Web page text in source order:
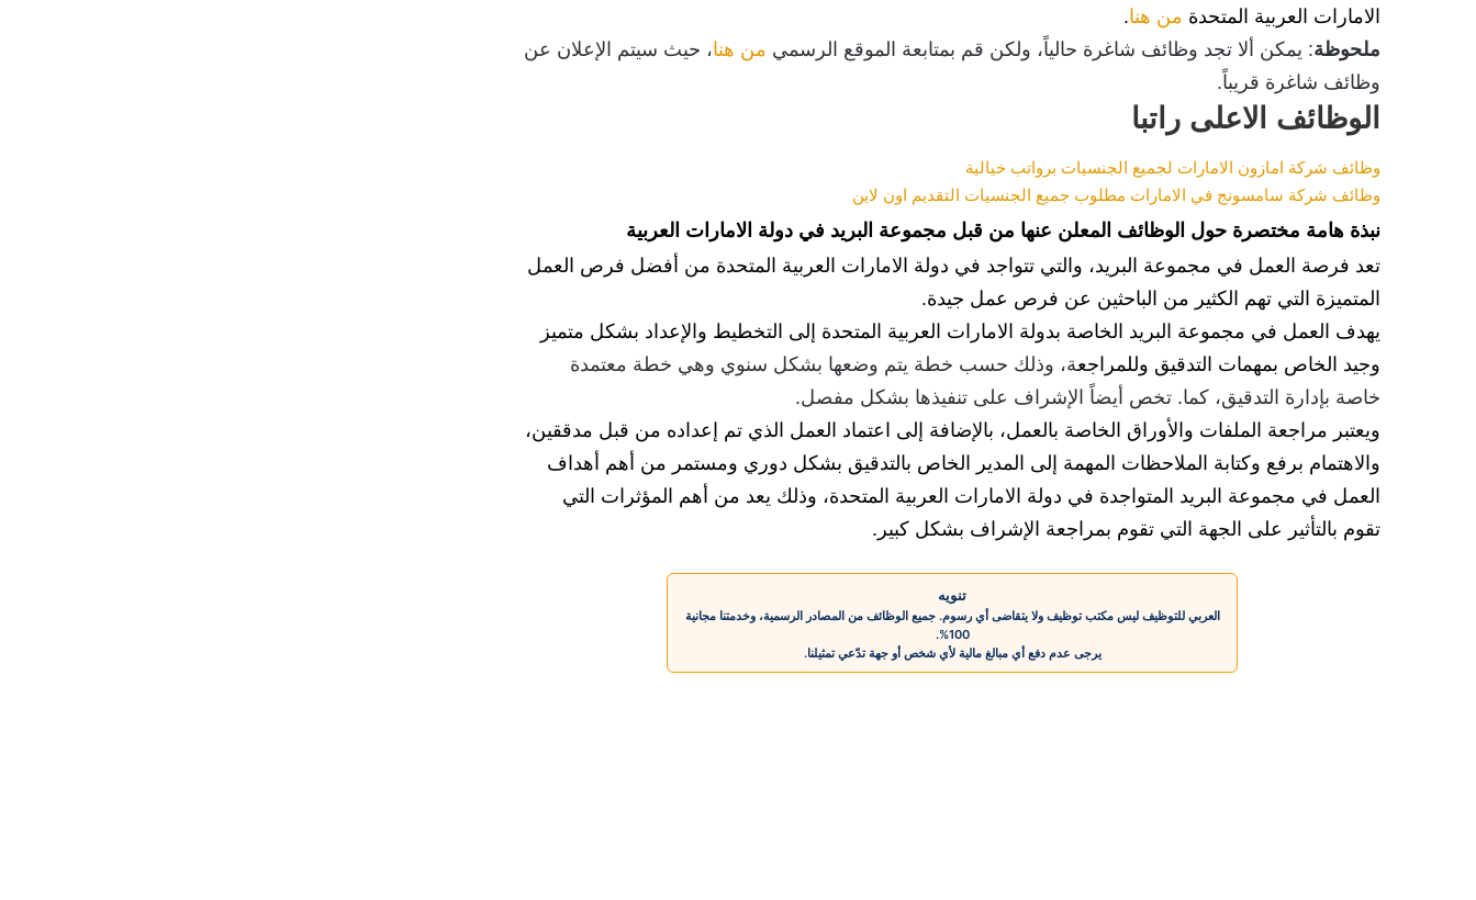
الامارات العربية المتحدة من هنا.
ملحوظة: يمكن ألا تجد وظائف شاغرة حالياً، ولكن قم بمتابعة الموقع الرسمي من هنا
وظائف شاغرة قريباً.
الوظائف الاعلى راتبا
وظائف شركة امازون الامارات لجميع الجنسيات برواتب خيالية
وظائف شركة سامسونج في الامارات مطلوب جميع الجنسيات التقديم اون لاين
نبذة هامة مختصرة حول الوظائف المعلن عنها من قبل مجموعة البريد في دولة الامارات العربية
المتميزة التي تهم الكثير من الباحثين عن فرص عمل جيدة.
وجيد الخاص بمهمات التدقيق وللمراجع
خاصة بإدارة التدقيق، كما. تخص أيضاً الإشراف على تنفيذها بشكل مفصل.
تقوم بالتأثير على الجهة التي تقوم بمراجعة الإشراف بشكل كبير.
تنويه
العربي للتوظيف ليس مكتب توظيف ولا يتقاضى أي رسوم. جميع الوظائف من المصادر الرسمية، وخدمتنا مجانية
100%.
يرجى عدم دفع أي مبالغ مالية لأي شخص أو جهة تدّعي تمثيلنا.